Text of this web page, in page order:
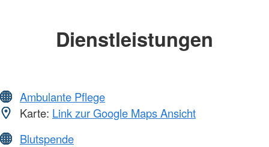
Dienstleistungen
Ambulante Pflege
Karte: Link zur Google Maps Ansicht
Blutspende